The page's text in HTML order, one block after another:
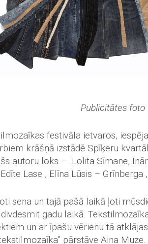
Publicitātes foto
festivāla ietvaros,
krāšņā izstādē Spīķeru
autoru loks – Lolita Sīmane,
Lase , Elīna Lūsis – Grīnberga
sena un tajā pašā laikā ļoti
gadu laikā.
un ar īpašu vērienu tā
pārstāve Aina Muze.